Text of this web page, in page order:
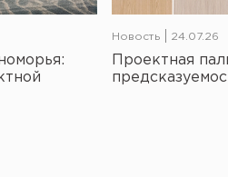
Новость 24.07.26
Проектная